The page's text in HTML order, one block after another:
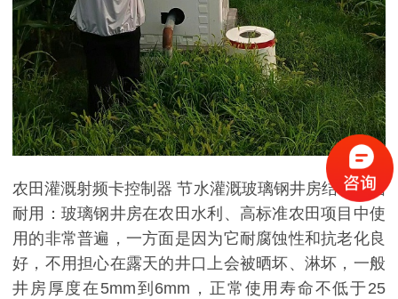
农田灌溉射频卡控制器 节水灌溉玻璃钢井房结构坚固
耐用：玻璃钢井房在农田水利、高标准农田项目中使
用的非常普遍，一方面是因为它耐腐蚀性和抗老化良
好，不用担心在露天的井口上会被晒坏、淋坏，一般
井房厚度在5mm到6mm，正常使用寿命不低于25